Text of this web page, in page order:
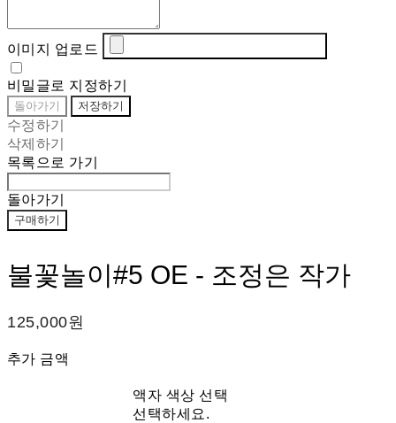
이미지 업로드
비밀글로 지정하기
돌아가기 저장하기
수정하기
삭제하기
목록으로 가기
돌아가기
구매하기
불꽃놀이#5 OE - 조정은 작가
125,000원
추가 금액
액자 색상 선택
선택하세요.